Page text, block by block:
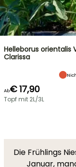
Helleborus orientalis
Clarissa
Ab€ 17,90
Topf mit 2L/3L
Die Frühlings
Januar,